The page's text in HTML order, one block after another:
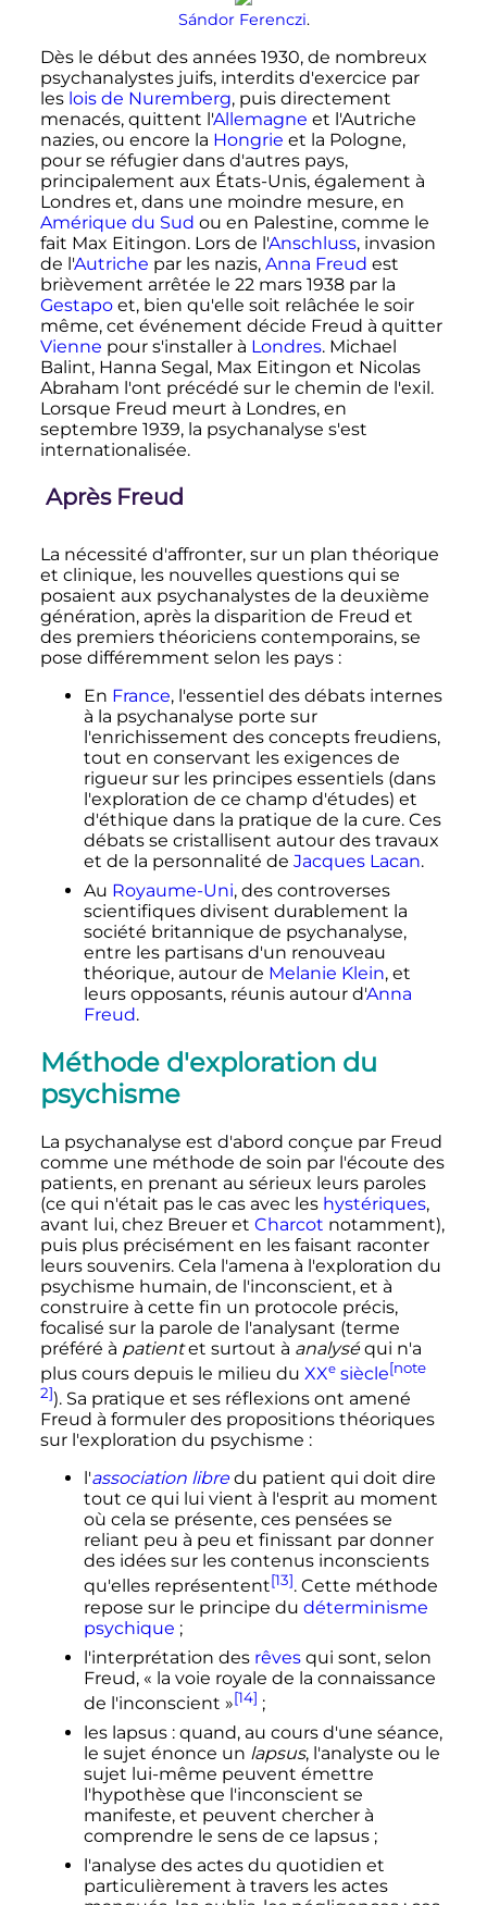
Sándor Ferenczi.
Dès le début des années 1930, de nombreux
psychanalystes juifs, interdits d'exercice par
les lois de Nuremberg, puis directement
menacés, quittent l'Allemagne et l'Autriche
nazies, ou encore la Hongrie et la Pologne,
pour se réfugier dans d'autres pays,
principalement aux États-Unis, également à
Londres et, dans une moindre mesure, en
Amérique du Sud ou en Palestine, comme le
fait Max Eitingon. Lors de l'Anschluss, invasion
de l'Autriche par les nazis, Anna Freud est
brièvement arrêtée le 22 mars 1938par la
Gestapoet, bien qu'elle soit relâchée le soir
même, cet événement décide Freud à quitter
Vienne pour s'installer à Londres. Michael
Balint, Hanna Segal, Max Eitingon et Nicolas
Abraham l'ont précédé sur le chemin de l'exil.
Lorsque Freud meurt à Londres, en
septembre 1939, la psychanalyse s'est
internationalisée.
Après Freud
La nécessité d'affronter, sur un plan théorique
et clinique, les nouvelles questions qui se
posaient aux psychanalystes de la deuxième
génération, après la disparition de Freud et
des premiers théoriciens contemporains, se
pose différemment selon les pays :
En France, l'essentiel des débats internes
à la psychanalyse porte sur
l'enrichissement des concepts freudiens,
tout en conservant les exigences de
rigueur sur les principes essentiels (dans
l'exploration de ce champ d'études) et
d'éthique dans la pratique de la cure. Ces
débats se cristallisent autour des travaux
et de la personnalité de Jacques Lacan.
Au Royaume-Uni, des controverses
scientifiques divisent durablement la
société britannique de psychanalyse,
entre les partisans d'un renouveau
théorique, autour de Melanie Klein, et
leurs opposants, réunis autour d'Anna
Freud.
Méthode d'exploration du
psychisme
La psychanalyse est d'abord conçue par Freud
comme une méthode de soin par l'écoute des
patients, en prenant au sérieux leurs paroles
(ce qui n'était pas le cas avec les hystériques,
avant lui, chez Breuer et Charcot notamment),
puis plus précisément en les faisant raconter
leurs souvenirs. Cela l'amena à l'exploration du
psychisme humain, de l'inconscient, et à
construire à cette fin un protocole précis,
focalisé sur la parole de l'analysant (terme
préféré à patientet surtout à analyséqui n'a
plus cours depuis le milieu du XXesiècle[note
2]). Sa pratique et ses réflexions ont amené
Freud à formuler des propositions théoriques
sur l'exploration du psychisme :
l'association libredu patient qui doit dire
tout ce qui lui vient à l'esprit au moment
où cela se présente, ces pensées se
reliant peu à peu et finissant par donner
des idées sur les contenus inconscients
qu'elles représentent[13]. Cette méthode
repose sur le principe du déterminisme
psychique ;
l'interprétation des rêvesqui sont, selon
Freud, « la voie royale de la connaissance
de l'inconscient »[14] ;
les lapsus : quand, au cours d'une séance,
le sujet énonce un lapsus, l'analyste ou le
sujet lui-même peuvent émettre
l'hypothèse que l'inconscient se
manifeste, et peuvent chercher à
comprendre le sens de ce lapsus ;
l'analyse des actes du quotidien et
particulièrement à travers les actes